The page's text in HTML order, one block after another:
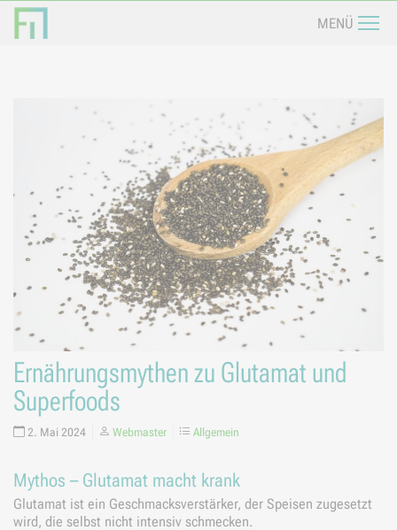
MENÜ
Ernährungsmythen zu Glutamat und
Superfoods
2. Mai 2024 Webmaster Allgemein
Mythos – Glutamat macht krank
Glutamat ist ein Geschmacksverstärker, der Speisen zugesetzt
wird, die selbst nicht intensiv schmecken.